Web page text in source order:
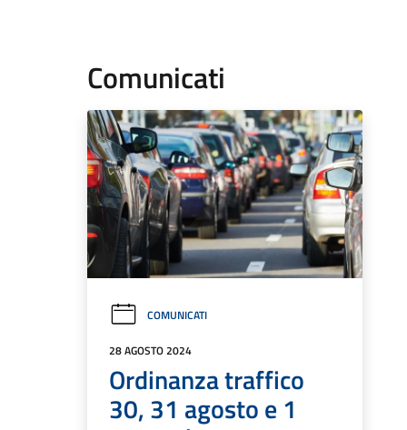
Comunicati
COMUNICATI
28 AGOSTO 2024
Ordinanza traffico
30, 31 agosto e 1